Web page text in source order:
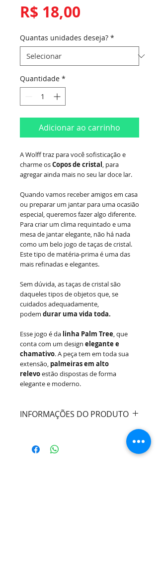
R$ 18,00
Quantas unidades deseja? *
Quantidade *
Adicionar ao carrinho
A Wolff traz para você sofisticação e
charme osCopos de cristal, para
agregar ainda mais no seu lar doce lar.
Quando vamos receber amigos em casa
ou preparar um jantar para uma ocasião
especial, queremos fazer algo diferente.
Para criar um clima requintado e uma
mesa de jantar elegante, não há nada
como um belo jogo de taças de cristal.
Este tipo de matéria-prima é uma das
mais refinadas e elegantes.
Sem dúvida, as taças de cristal são
daqueles tipos de objetos que, se
cuidados adequadamente,
podem durar uma vida toda.
Esse jogo é da linha Palm Tree, que
conta com um design elegante e
chamativo. A peça tem em toda sua
extensão, palmeiras em alto
relevoestão dispostas de forma
elegante e moderno.
INFORMAÇÕES DO PRODUTO
Capacidade: